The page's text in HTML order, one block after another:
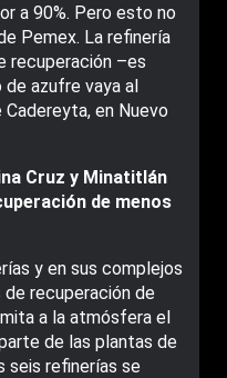
a 90%. Pero esto no
Pemex. La refinería
recuperación –es
azufre vaya al
en Nuevo
Cruz y Minatitlán
de menos
y en sus complejos
recuperación de
a la atmósfera el
de las plantas de
seis refinerías se